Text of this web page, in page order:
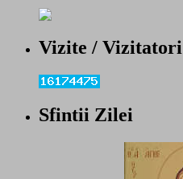
Vizite / Vizitatori
Sfintii Zilei